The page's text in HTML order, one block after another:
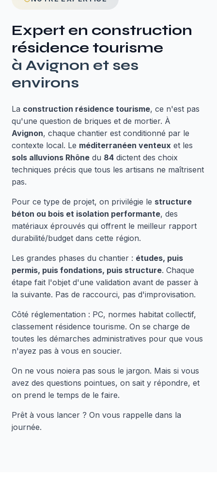
Expert en construction
résidence tourisme
à Avignon et ses
environs
La construction résidence tourisme, ce n'est pas
qu'une question de briques et de mortier. À
Avignon, chaque chantier est conditionné par le
contexte local. Le méditerranéen venteux et les
sols alluvions Rhône du 84 dictent des choix
techniques précis que tous les artisans ne maîtrisent
pas.
Pour ce type de projet, on privilégie le structure
béton ou bois et isolation performante, des
matériaux éprouvés qui offrent le meilleur rapport
durabilité/budget dans cette région.
Les grandes phases du chantier : études, puis
permis, puis fondations, puis structure. Chaque
étape fait l'objet d'une validation avant de passer à
la suivante. Pas de raccourci, pas d'improvisation.
Côté réglementation : PC, normes habitat collectif,
classement résidence tourisme. On se charge de
toutes les démarches administratives pour que vous
n'ayez pas à vous en soucier.
On ne vous noiera pas sous le jargon. Mais si vous
avez des questions pointues, on sait y répondre, et
on prend le temps de le faire.
Prêt à vous lancer ? On vous rappelle dans la
journée.